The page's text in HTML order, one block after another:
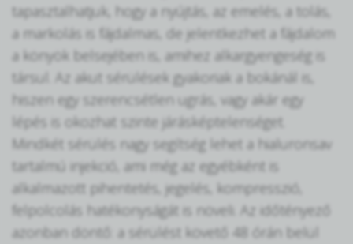
tapasztalhatjuk, hogy a nyújtás, az emelés, a tolás,
a markolás is fájdalmas, de jelentkezhet a fájdalom
a könyök belsejében is, amihez alkargyengeség is
társul. Az akut sérülések gyakoriak a bokánál is,
hiszen egy szerencsétlen ugrás, vagy akár egy
lépés is okozhat szinte járásképtelenséget.
Mindkét sérülés nagy segítség lehet a hialuronsav
tartalmú injekció, ami még az egyébként is
alkalmazott pihentetés, jegelés, kompresszió,
felpolcolás hatékonyságát is növeli. Az időtényező
azonban döntő: a sérülést követő 48 órán belül